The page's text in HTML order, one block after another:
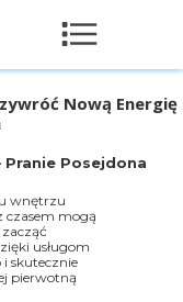
Nową Energię
Posejdona
wnętrzu
mogą
usługom
i skutecznie
pierwotną